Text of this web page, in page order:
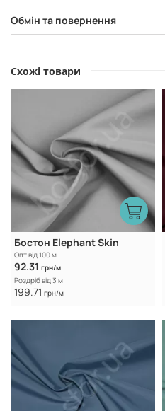
Обмін та повернення
Схожі товари
Бостон Elephant Skin
Опт від 100 м
92.31 грн/м
Роздріб від 3 м
199.71 грн/м